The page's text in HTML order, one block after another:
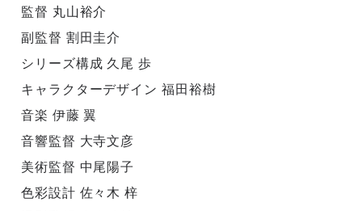
監督 丸山裕介
副監督 割田圭介
シリーズ構成 久尾 歩
キャラクターデザイン 福田裕樹
音楽 伊藤 翼
音響監督 大寺文彦
美術監督 中尾陽子
色彩設計 佐々木 梓